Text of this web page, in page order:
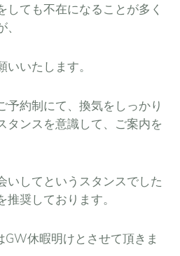
しても不在になることが多く
いたします。
予約制にて、換気をしっかり
タンスを意識して、ご案内を
いしてというスタンスでした
奨しております。
GW休暇明けとさせて頂きま